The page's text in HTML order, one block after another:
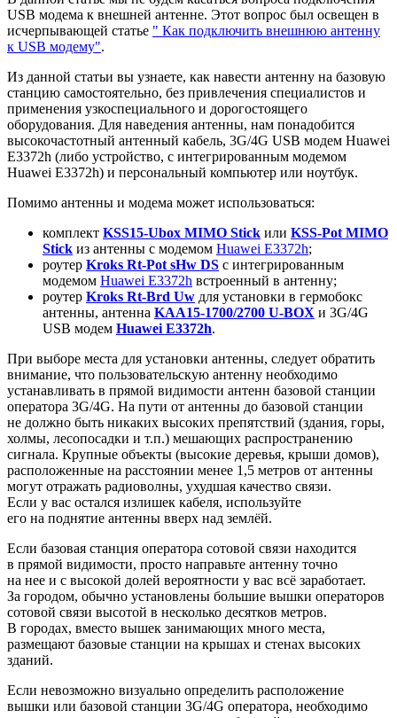
USB модема к внешней антенне. Этот вопрос был освещен в
исчерпывающей статье " Как подключить внешнюю антенну
к USB модему".
Из данной статьи вы узнаете, как навести антенну на базовую
станцию самостоятельно, без привлечения специалистов и
применения узкоспециального и дорогостоящего
оборудования. Для наведения антенны, нам понадобится
высокочастотный антенный кабель, 3G/4G USB модем Huawei
E3372h (либо устройство, с интегрированным модемом
Huawei E3372h) и персональный компьютер или ноутбук.
Помимо антенны и модема может использоваться:
комплект KSS15-Ubox MIMO Stick или KSS-Pot MIMO
Stick из антенны с модемом Huawei E3372h;
роутер Kroks Rt-Pot sHw DS с интегрированным
модемом Huawei E3372h встроенный в антенну;
роутер Kroks Rt-Brd Uw для установки в гермобокс
антенны, антенна KAA15-1700/2700 U-BOX и 3G/4G
USB модем Huawei E3372h.
При выборе места для установки антенны, следует обратить
внимание, что пользовательскую антенну необходимо
устанавливать в прямой видимости антенн базовой станции
оператора 3G/4G. На пути от антенны до базовой станции
не должно быть никаких высоких препятствий (здания, горы,
холмы, лесопосадки и т.п.) мешающих распространению
сигнала. Крупные объекты (высокие деревья, крыши домов),
расположенные на расстоянии менее 1,5 метров от антенны
могут отражать радиоволны, ухудшая качество связи.
Если у вас остался излишек кабеля, используйте
его на поднятие антенны вверх над землёй.
Если базовая станция оператора сотовой связи находится
в прямой видимости, просто направьте антенну точно
на нее и с высокой долей вероятности у вас всё заработает.
За городом, обычно установлены большие вышки операторов
сотовой связи высотой в несколько десятков метров.
В городах, вместо вышек занимающих много места,
размещают базовые станции на крышах и стенах высоких
зданий.
Если невозможно визуально определить расположение
вышки или базовой станции 3G/4G оператора, необходимо